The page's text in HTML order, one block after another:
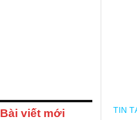
Bài viết mới